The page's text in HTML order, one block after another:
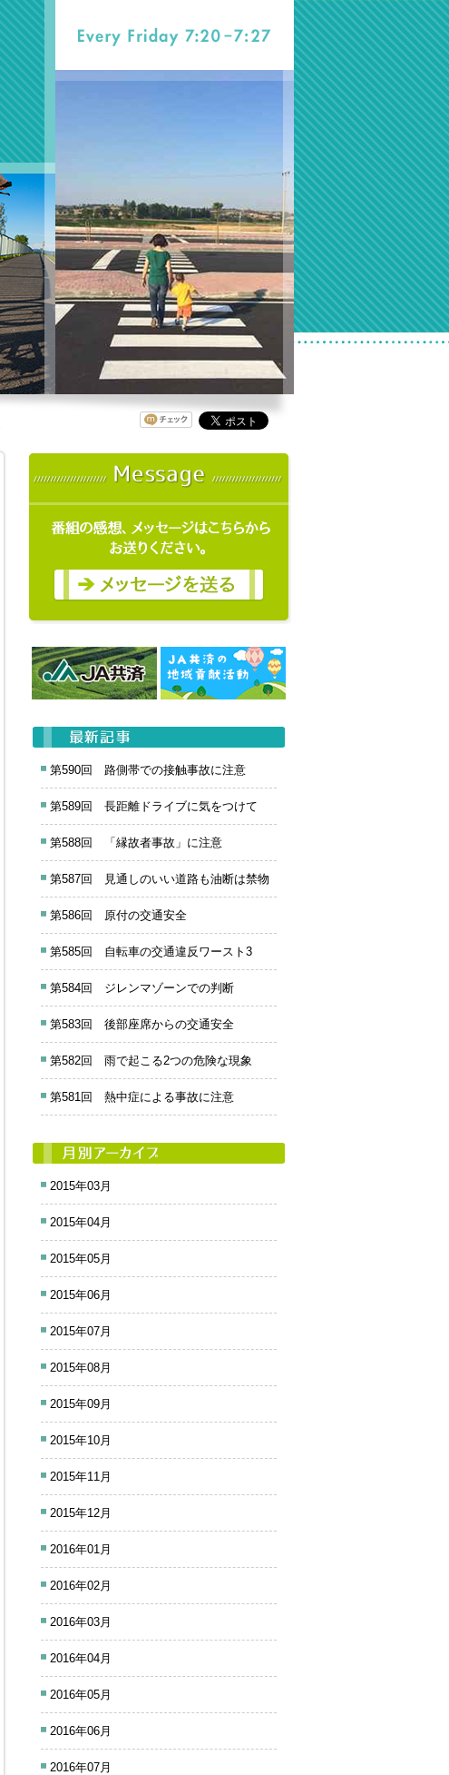
第590回 路側帯での接触事故に注意
第589回 長距離ドライブに気をつけて
第588回 「縁故者事故」に注意
第587回 見通しのいい道路も油断は禁物
第586回 原付の交通安全
第585回 自転車の交通違反ワースト3
第584回 ジレンマゾーンでの判断
第583回 後部座席からの交通安全
第582回 雨で起こる2つの危険な現象
第581回 熱中症による事故に注意
2015年03月
2015年04月
2015年05月
2015年06月
2015年07月
2015年08月
2015年09月
2015年10月
2015年11月
2015年12月
2016年01月
2016年02月
2016年03月
2016年04月
2016年05月
2016年06月
2016年07月